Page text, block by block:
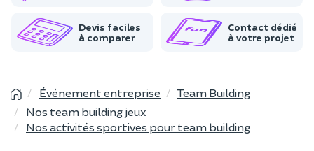
Devis faciles
à comparer
Contact dédié
à votre projet
Événement entreprise
Team Building
Nos team building jeux
Nos activités sportives pour team building